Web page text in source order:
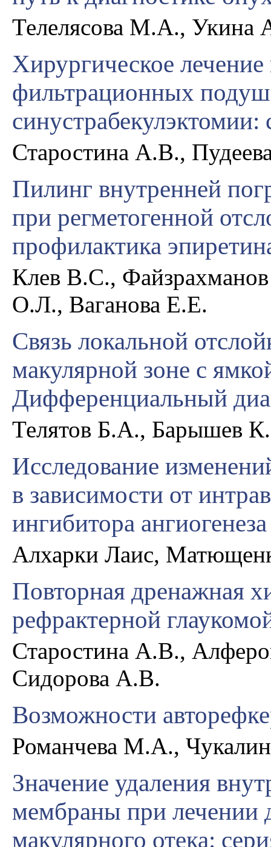
Телелясова М.А., Укина
Хирургическое
фильтрационных
синустрабекулэктомии:
Старостина А.В.,
Пилинг внутренней
при регметогенной
профилактика
Клев В.С.,
О.Л., Ваганова Е.Е.
Связь локальной
макулярной зоне с
Дифференциальный
Телятов Б.А., Барышев
Исследование
в зависимости от
ингибитора
Алхарки Лаис,
Повторная дренажная
рефрактерной
Старостина А.В.,
Сидорова А.В.
Возможности
Романчева М.А.,
Значение удаления
мембраны при лечении
макулярного отека: